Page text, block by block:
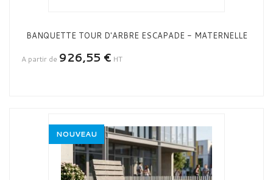
BANQUETTE TOUR D'ARBRE ESCAPADE - MATERNELLE
A partir de 926,55 € HT
NOUVEAU